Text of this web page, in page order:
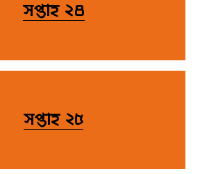
সপ্তাহ ২৪
সপ্তাহ ২৫